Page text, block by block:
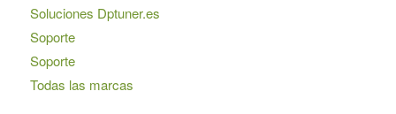
Soluciones Dptuner.es
Soporte
Soporte
Todas las marcas